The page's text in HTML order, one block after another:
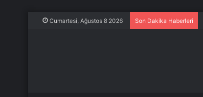
Cumartesi, Ağustos 8 2026 Son Dakika Haberleri